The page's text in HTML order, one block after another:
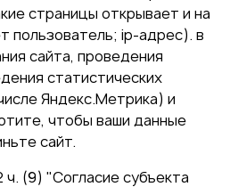
страницы открывает и на
пользователь; ip-адрес). в
сайта, проведения
статистических
Яндекс.Метрика) и
чтобы ваши данные
сайт.
(9) "Согласие субъекта